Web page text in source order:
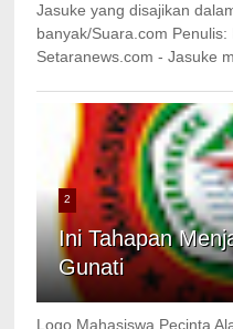
Jasuke yang disajikan
banyak/Suara.com
Setaranews.com - Jasuke
2
Ini Tahapan
Gunati
Logo Mahasiswa Pecinta